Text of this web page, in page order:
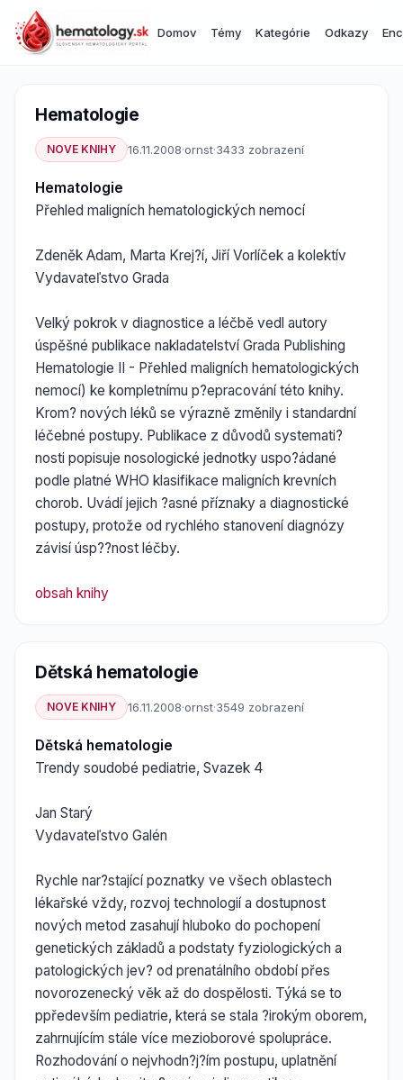
Domov Témy Kategórie Odkazy
Hematologie
NOVE KNIHY 16.11.2008·ornst·3433 zobrazení
Hematologie
Přehled maligních hematologických nemocí
Zdeněk Adam, Marta Krej?í, Jiří Vorlíček a kolektív
Vydavateľstvo Grada
Velký pokrok v diagnostice a léčbě vedl autory
úspěšné publikace nakladatelství Grada Publishing
Hematologie II - Přehled maligních hematologických
nemocí) ke kompletnímu p?epracování této knihy.
Krom? nových léků se výrazně změnily i standardní
léčebné postupy. Publikace z důvodů systemati?
nosti popisuje nosologické jednotky uspo?ádané
podle platné WHO klasifikace maligních krevních
chorob. Uvádí jejich ?asné příznaky a diagnostické
postupy, protože od rychlého stanovení diagnózy
závisí úsp??nost léčby.
obsah knihy
Dětská hematologie
NOVE KNIHY 16.11.2008·ornst·3549 zobrazení
Dětská hematologie
Trendy soudobé pediatrie, Svazek 4
Jan Starý
Vydavateľstvo Galén
Rychle nar?stající poznatky ve všech oblastech
lékařské vždy, rozvoj technologií a dostupnost
nových metod zasahují hluboko do pochopení
genetických základů a podstaty fyziologických a
patologických jev? od prenatálního období přes
novorozenecký věk až do dospělosti. Týká se to
ppředevším pediatrie, která se stala ?irokým oborem,
zahrnujícím stále více mezioborové spolupráce.
Rozhodování o nejvhodn?j?ím postupu, uplatnění